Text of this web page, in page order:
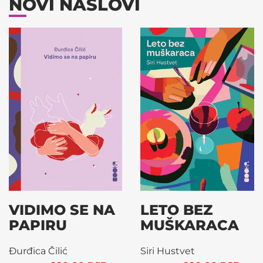
NOVI NASLOVI
VIDIMO SE NA
PAPIRU
Đurđica Čilić
LETO BEZ
MUŠKARACA
Siri Hustvet